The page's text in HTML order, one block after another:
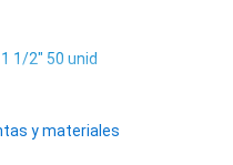
1/2" 50 unid
y materiales